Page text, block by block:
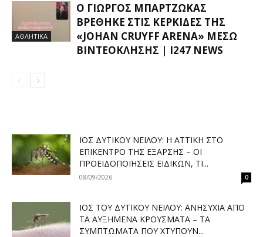
ΑΘΛΗΤΙΚΑ
Ο ΓΙΏΡΓΟΣ ΜΠΑΡΤΖΏΚΑΣ
ΒΡΈΘΗΚΕ ΣΤΙΣ ΚΕΡΚΊΔΕΣ ΤΗΣ
«JOHAN CRUYFF ARENA» ΜΈΣΩ
ΒΙΝΤΕΟΚΛΉΣΗΣ | I247 NEWS
ΙΌΣ ΔΥΤΙΚΟΎ ΝΕΊΛΟΥ: Η ΑΤΤΙΚΉ ΣΤΟ
ΕΠΊΚΕΝΤΡΟ ΤΗΣ ΈΞΑΡΣΗΣ – ΟΙ
ΠΡΟΕΙΔΟΠΟΙΉΣΕΙΣ ΕΙΔΙΚΏΝ, ΤΙ...
08/09/2026 0
ΙΌΣ ΤΟΥ ΔΥΤΙΚΟΎ ΝΕΊΛΟΥ: ΑΝΗΣΥΧΊΑ ΑΠΌ
ΤΑ ΑΥΞΗΜΈΝΑ ΚΡΟΎΣΜΑΤΑ – ΤΑ
ΣΥΜΠΤΏΜΑΤΑ ΠΟΥ ΧΤΥΠΟΎΝ...